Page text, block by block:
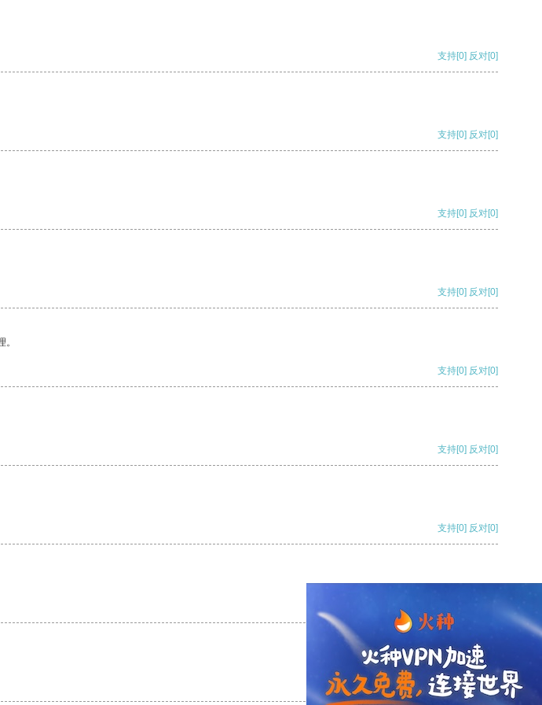
支持[0] 反对[0]
支持[0] 反对[0]
支持[0] 反对[0]
支持[0] 反对[0]
支持[0] 反对[0]
支持[0] 反对[0]
支持[0] 反对[0]
支持 [0] 反对[0]